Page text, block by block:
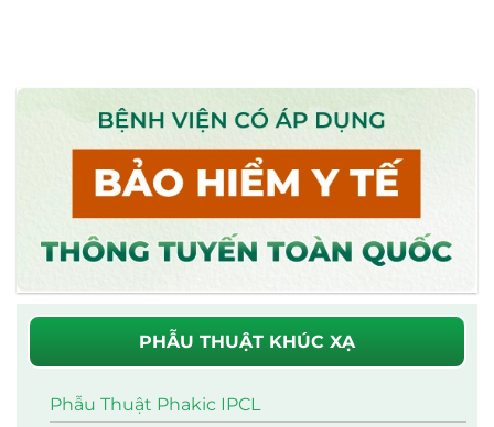
PHẪU THUẬT KHÚC XẠ
Phẫu Thuật Phakic IPCL